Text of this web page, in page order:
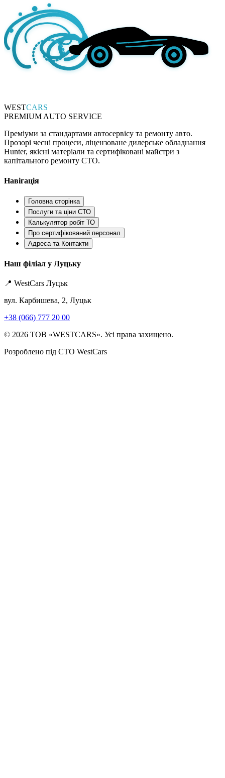
WESTCARS
PREMIUM AUTO SERVICE
Преміуми за стандартами автосервісу та ремонту авто.
Прозорі чесні процеси, ліцензоване дилерське обладнання
Hunter, якісні матеріали та сертифіковані майстри з
капітального ремонту СТО.
Навігація
Головна сторінка
Послуги та ціни СТО
Калькулятор робіт ТО
Про сертифікований персонал
Адреса та Контакти
Наш філіал у Луцьку
📍 WestCars Луцьк
вул. Карбишева, 2, Луцьк
+38 (066) 777 20 00
© 2026 ТОВ «WESTCARS». Усі права захищено.
Розроблено під СТО WestCars